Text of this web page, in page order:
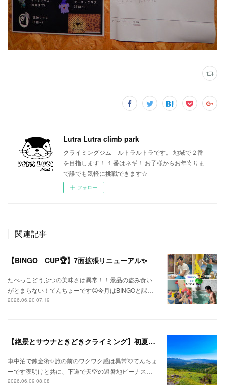
Lutra Lutra climb park
クライミングジム ルトラルトラです。 地域で２番
を目指します！ １番はネギ！ お子様からお年寄りま
で誰でも気軽に挑戦できます☆
フォロー
関連記事
【BINGO CUP🏆】7面拡張リニューアル✨
たべっこどうぶつの美味さは異常！！景品の盗み食い
がとまらない！てんちょーです🤤今月はBINGOと課…
2026.06.20 07:19
【絶景とサウナときどきクライミング】初夏の信州ひとり旅⛅
車中泊で錬金術✨旅の前のワクワク感は異常💘てんちょ
ーです夜明けと共に、下道で天空の避暑地ビーナス…
2026.06.09 08:08